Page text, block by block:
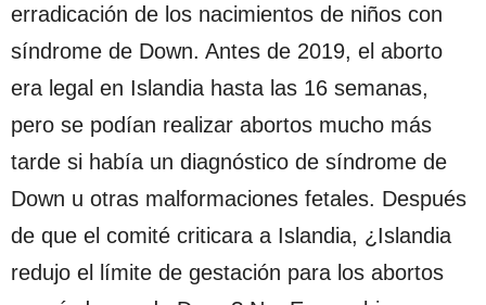
erradicación de los nacimientos de niños con
síndrome de Down. Antes de 2019, el aborto
era legal en Islandia hasta las 16 semanas,
pero se podían realizar abortos mucho más
tarde si había un diagnóstico de síndrome de
Down u otras malformaciones fetales. Después
de que el comité criticara a Islandia, ¿Islandia
redujo el límite de gestación para los abortos